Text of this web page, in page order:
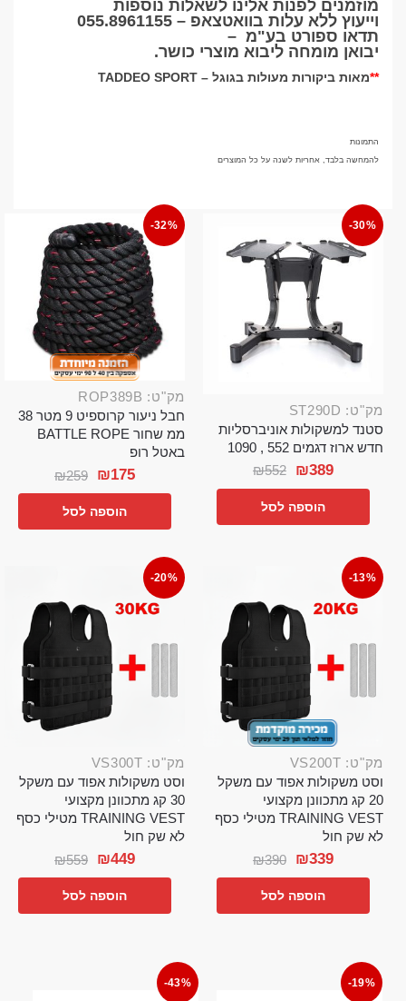
מוזמנים לפנות אלינו לשאלות נוספות
וייעוץ ללא עלות בוואטצאפ –055.8961155
תדאו ספורט בע"מ –
יבואן מומחה ליבוא מוצרי כושר.
**מאות ביקורות מעולות בגוגל –TADDEO SPORT
התמונות
להמחשה בלבד, אחריות לשנה על כל המוצרים
-30%
מק"ט: ST290D
סטנד למשקולות אוניברסליות
חדש ארוז דגמים 552 , 1090
₪552 ₪389
הוספה לסל
-32%
מק"ט: ROP389B
חבל ניעור קרוספיט 9 מטר 38
ממ שחור BATTLE ROPE
באטל רופ
₪259 ₪175
הוספה לסל
-13%
מק"ט: VS200T
וסט משקולות אפוד עם משקל
20 קג מתכוונן מקצועי
TRAINING VEST מטילי כסף
לא שק חול
₪390 ₪339
הוספה לסל
-20%
מק"ט: VS300T
וסט משקולות אפוד עם משקל
30 קג מתכוונן מקצועי
TRAINING VEST מטילי כסף
לא שק חול
₪559 ₪449
הוספה לסל
-19%
-43%